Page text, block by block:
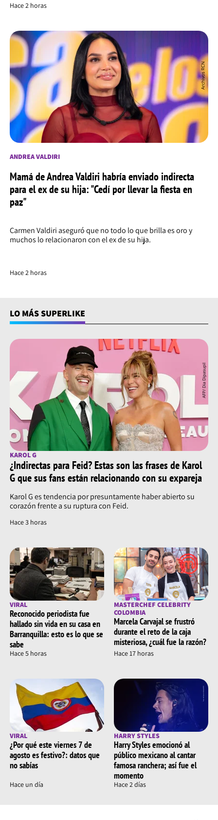
Hace 2 horas
ANDREA VALDIRI
Mamá de Andrea Valdiri habría enviado indirecta
para el ex de su hija: "Cedí por llevar la fiesta en
paz"
Carmen Valdiri aseguró que no todo lo que brilla es oro y
muchos lo relacionaron con el ex de su hija.
Hace 2 horas
LO MÁS SUPERLIKE
KAROL G
¿Indirectas para Feid? Estas son las frases de Karol
G que sus fans están relacionando con su expareja
Karol G es tendencia por presuntamente haber abierto su
corazón frente a su ruptura con Feid.
Hace 3 horas
VIRAL
Reconocido periodista fue
hallado sin vida en su casa en
Barranquilla: esto es lo que se
sabe
Hace 5 horas
MASTERCHEF CELEBRITY
COLOMBIA
Marcela Carvajal se frustró
durante el reto de la caja
misteriosa, ¿cuál fue la razón?
Hace 17 horas
VIRAL
¿Por qué este viernes 7 de
agosto es festivo?: datos que
no sabías
Hace un día
HARRY STYLES
Harry Styles emocionó al
público mexicano al cantar
famosa ranchera; así fue el
momento
Hace 2 días